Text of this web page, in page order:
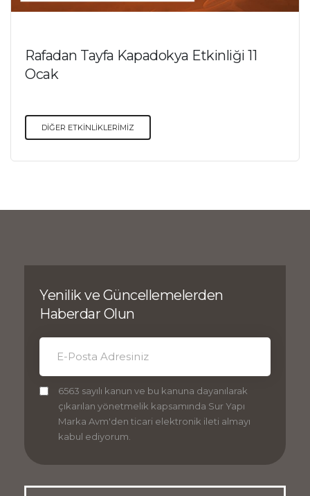
Rafadan Tayfa Kapadokya Etkinliği 11
Ocak
DİĞER ETKİNLİKLERİMİZ
Yenilik ve Güncellemelerden
Haberdar Olun
6563 sayılı kanun ve bu kanuna dayanılarak
çıkarılan yönetmelik kapsamında Sur Yapı
Marka Avm'den ticari elektronik ileti almayı
kabul ediyorum.